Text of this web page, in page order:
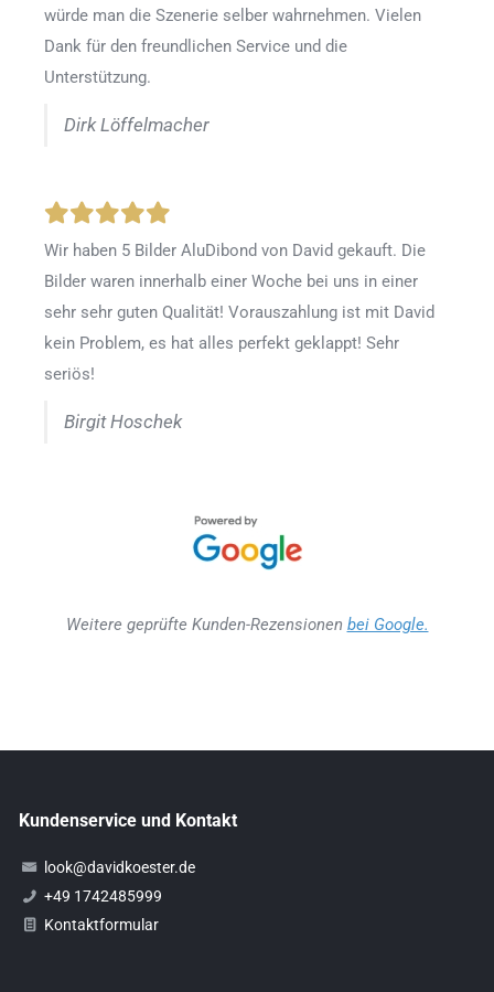
würde man die Szenerie selber wahrnehmen. Vielen
Dank für den freundlichen Service und die
Unterstützung.
Dirk Löffelmacher
Wir haben 5 Bilder AluDibond von David gekauft. Die
Bilder waren innerhalb einer Woche bei uns in einer
sehr sehr guten Qualität! Vorauszahlung ist mit David
kein Problem, es hat alles perfekt geklappt! Sehr
seriös!
Birgit Hoschek
Weitere geprüfte Kunden-Rezensionen bei Google.
Kundenservice und Kontakt
look@davidkoester.de
+49 1742485999
Kontaktformular